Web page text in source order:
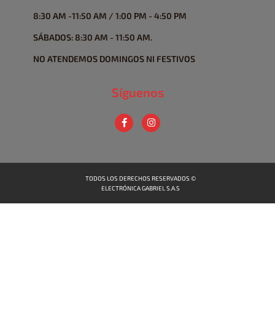
8:30 AM -11:50 AM / 1:00 PM - 4:50 PM
SÁBADOS: 8:30 AM - 11:50 AM.
NO ATENDEMOS DOMINGOS NI FESTIVOS
Síguenos
TODOS LOS DERECHOS RESERVADOS ©
ELECTRÓNICA GABRIEL S.A.S